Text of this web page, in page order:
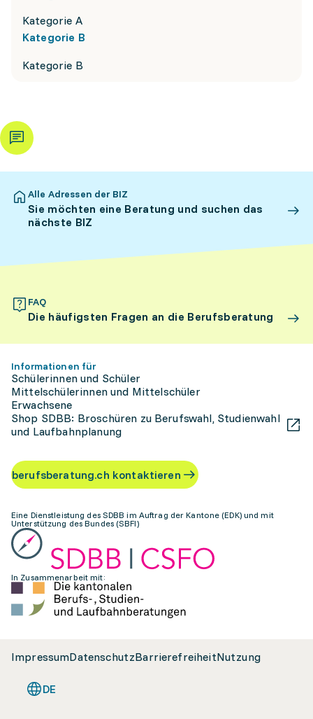
Kategorie A
Kategorie B
Kategorie B
Alle Adressen der BIZ
Sie möchten eine Beratung und suchen das
nächste BIZ
FAQ
Die häufigsten Fragen an die Berufsberatung
Informationen für
Schülerinnen und Schüler
Mittelschülerinnen und Mittelschüler
Erwachsene
Shop SDBB: Broschüren zu Berufswahl, Studienwahl
und Laufbahnplanung
berufsberatung.ch kontaktieren
Eine Dienstleistung des SDBB im Auftrag der Kantone (EDK) und mit
Unterstützung des Bundes (SBFI)
In Zusammenarbeit mit:
ImpressumDatenschutzBarrierefreiheitNutzung
DE